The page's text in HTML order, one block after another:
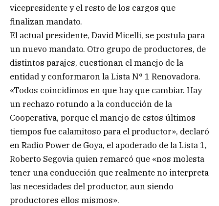
vicepresidente y el resto de los cargos que
finalizan mandato.
El actual presidente, David Micelli, se postula para
un nuevo mandato. Otro grupo de productores, de
distintos parajes, cuestionan el manejo de la
entidad y conformaron la Lista N° 1 Renovadora.
«Todos coincidimos en que hay que cambiar. Hay
un rechazo rotundo a la conducción de la
Cooperativa, porque el manejo de estos últimos
tiempos fue calamitoso para el productor», declaró
en Radio Power de Goya, el apoderado de la Lista 1,
Roberto Segovia quien remarcó que «nos molesta
tener una conducción que realmente no interpreta
las necesidades del productor, aun siendo
productores ellos mismos».